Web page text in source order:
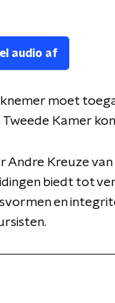
audio af
moet
Kamer
Andre Kreuze
biedt tot
en